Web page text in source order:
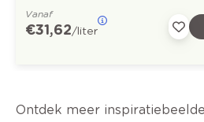
Vanaf
€ 31,62/liter
Ontdek meer